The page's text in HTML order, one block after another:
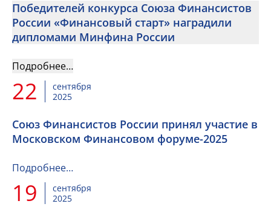
Победителей конкурса Союза Финансистов
России «Финансовый старт» наградили
дипломами Минфина России
Подробнее…
22
сентября
2025
Союз Финансистов России принял участие в
Московском Финансовом форуме-2025
Подробнее…
19
сентября
2025